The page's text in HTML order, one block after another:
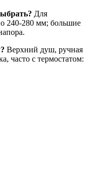
Для
240-280 мм; большие
Верхний душ, ручная
часто с термостатом: